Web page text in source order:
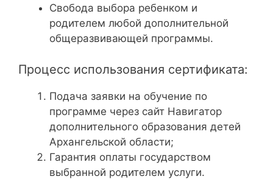
Свобода выбора ребенком и
родителем любой дополнительной
общеразвивающей программы.
Процесс использования сертификата:
Подача заявки на обучение по
программе через сайт Навигатор
дополнительного образования детей
Архангельской области;
Гарантия оплаты государством
выбранной родителем услуги.